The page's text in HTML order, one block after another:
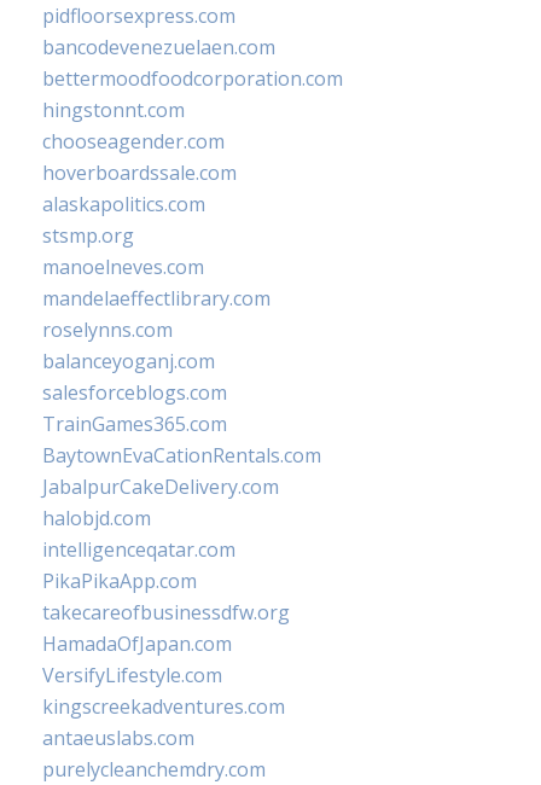
pidfloorsexpress.com
bancodevenezuelaen.com
bettermoodfoodcorporation.com
hingstonnt.com
chooseagender.com
hoverboardssale.com
alaskapolitics.com
stsmp.org
manoelneves.com
mandelaeffectlibrary.com
roselynns.com
balanceyoganj.com
salesforceblogs.com
TrainGames365.com
BaytownEvaCationRentals.com
JabalpurCakeDelivery.com
halobjd.com
intelligenceqatar.com
PikaPikaApp.com
takecareofbusinessdfw.org
HamadaOfJapan.com
VersifyLifestyle.com
kingscreekadventures.com
antaeuslabs.com
purelycleanchemdry.com